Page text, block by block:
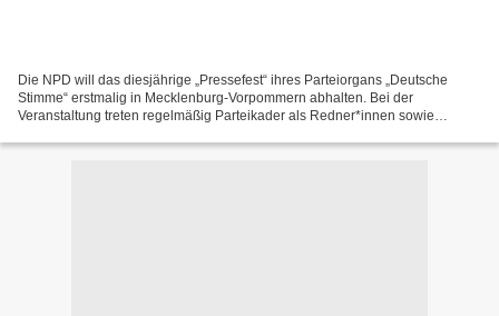
Die NPD will das diesjährige „Pressefest“ ihres Parteiorgans „Deutsche
Stimme“ erstmalig in Mecklenburg-Vorpommern abhalten. Bei der
Veranstaltung treten regelmäßig Parteikader als Redner*innen sowie